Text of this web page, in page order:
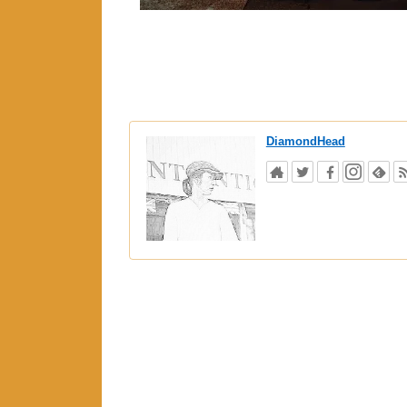
DiamondHead